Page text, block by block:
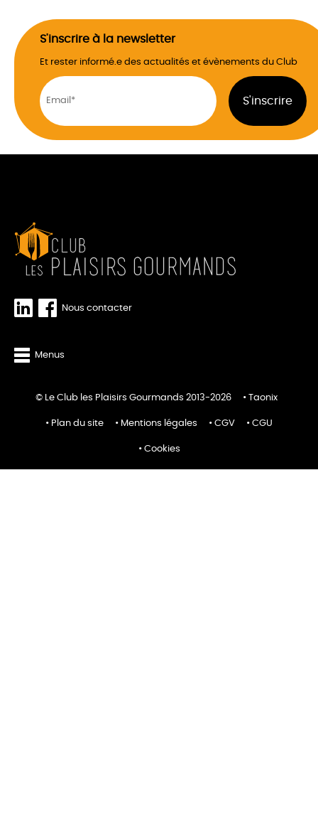
S'inscrire à la newsletter
Et rester informé.e des actualités et évènements du Club
Nous contacter
Menus
© Le Club les Plaisirs Gourmands 2013-2026 Taonix
Plan du site Mentions légales CGV CGU
Cookies